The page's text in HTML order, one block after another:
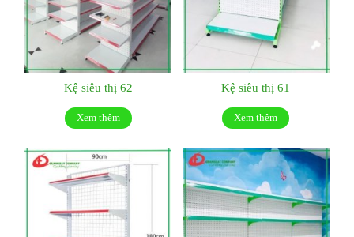
Kệ siêu thị 62
Xem thêm
Kệ siêu thị 61
Xem thêm